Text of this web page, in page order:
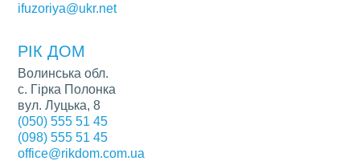
ifuzoriya@ukr.net
РІК ДОМ
Волинська обл.
с. Гірка Полонка
вул. Луцька, 8
(050) 555 51 45
(098) 555 51 45
office@rikdom.com.ua